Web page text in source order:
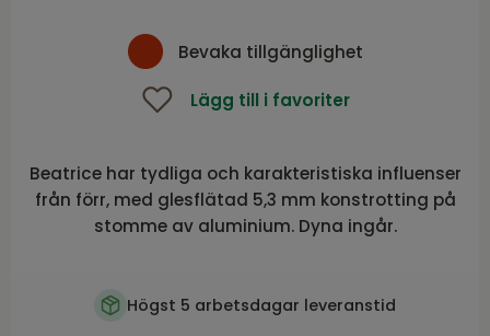
Bevaka tillgänglighet
Lägg till i favoriter
Beatrice har tydliga och karakteristiska influenser
från förr, med glesflätad 5,3 mm konstrotting på
stomme av aluminium. Dyna ingår.
Högst 5 arbetsdagar leveranstid